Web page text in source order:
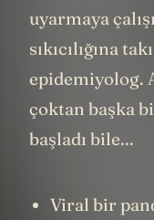
sıkıcı bilim
uyarmaya
sıkıcılığına
epidemiyolog.
çoktan başka